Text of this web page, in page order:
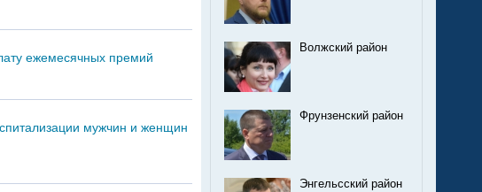
ежемесячных премий
мужчин и женщин
Волжский район
Фрунзенский район
Энгельсский район